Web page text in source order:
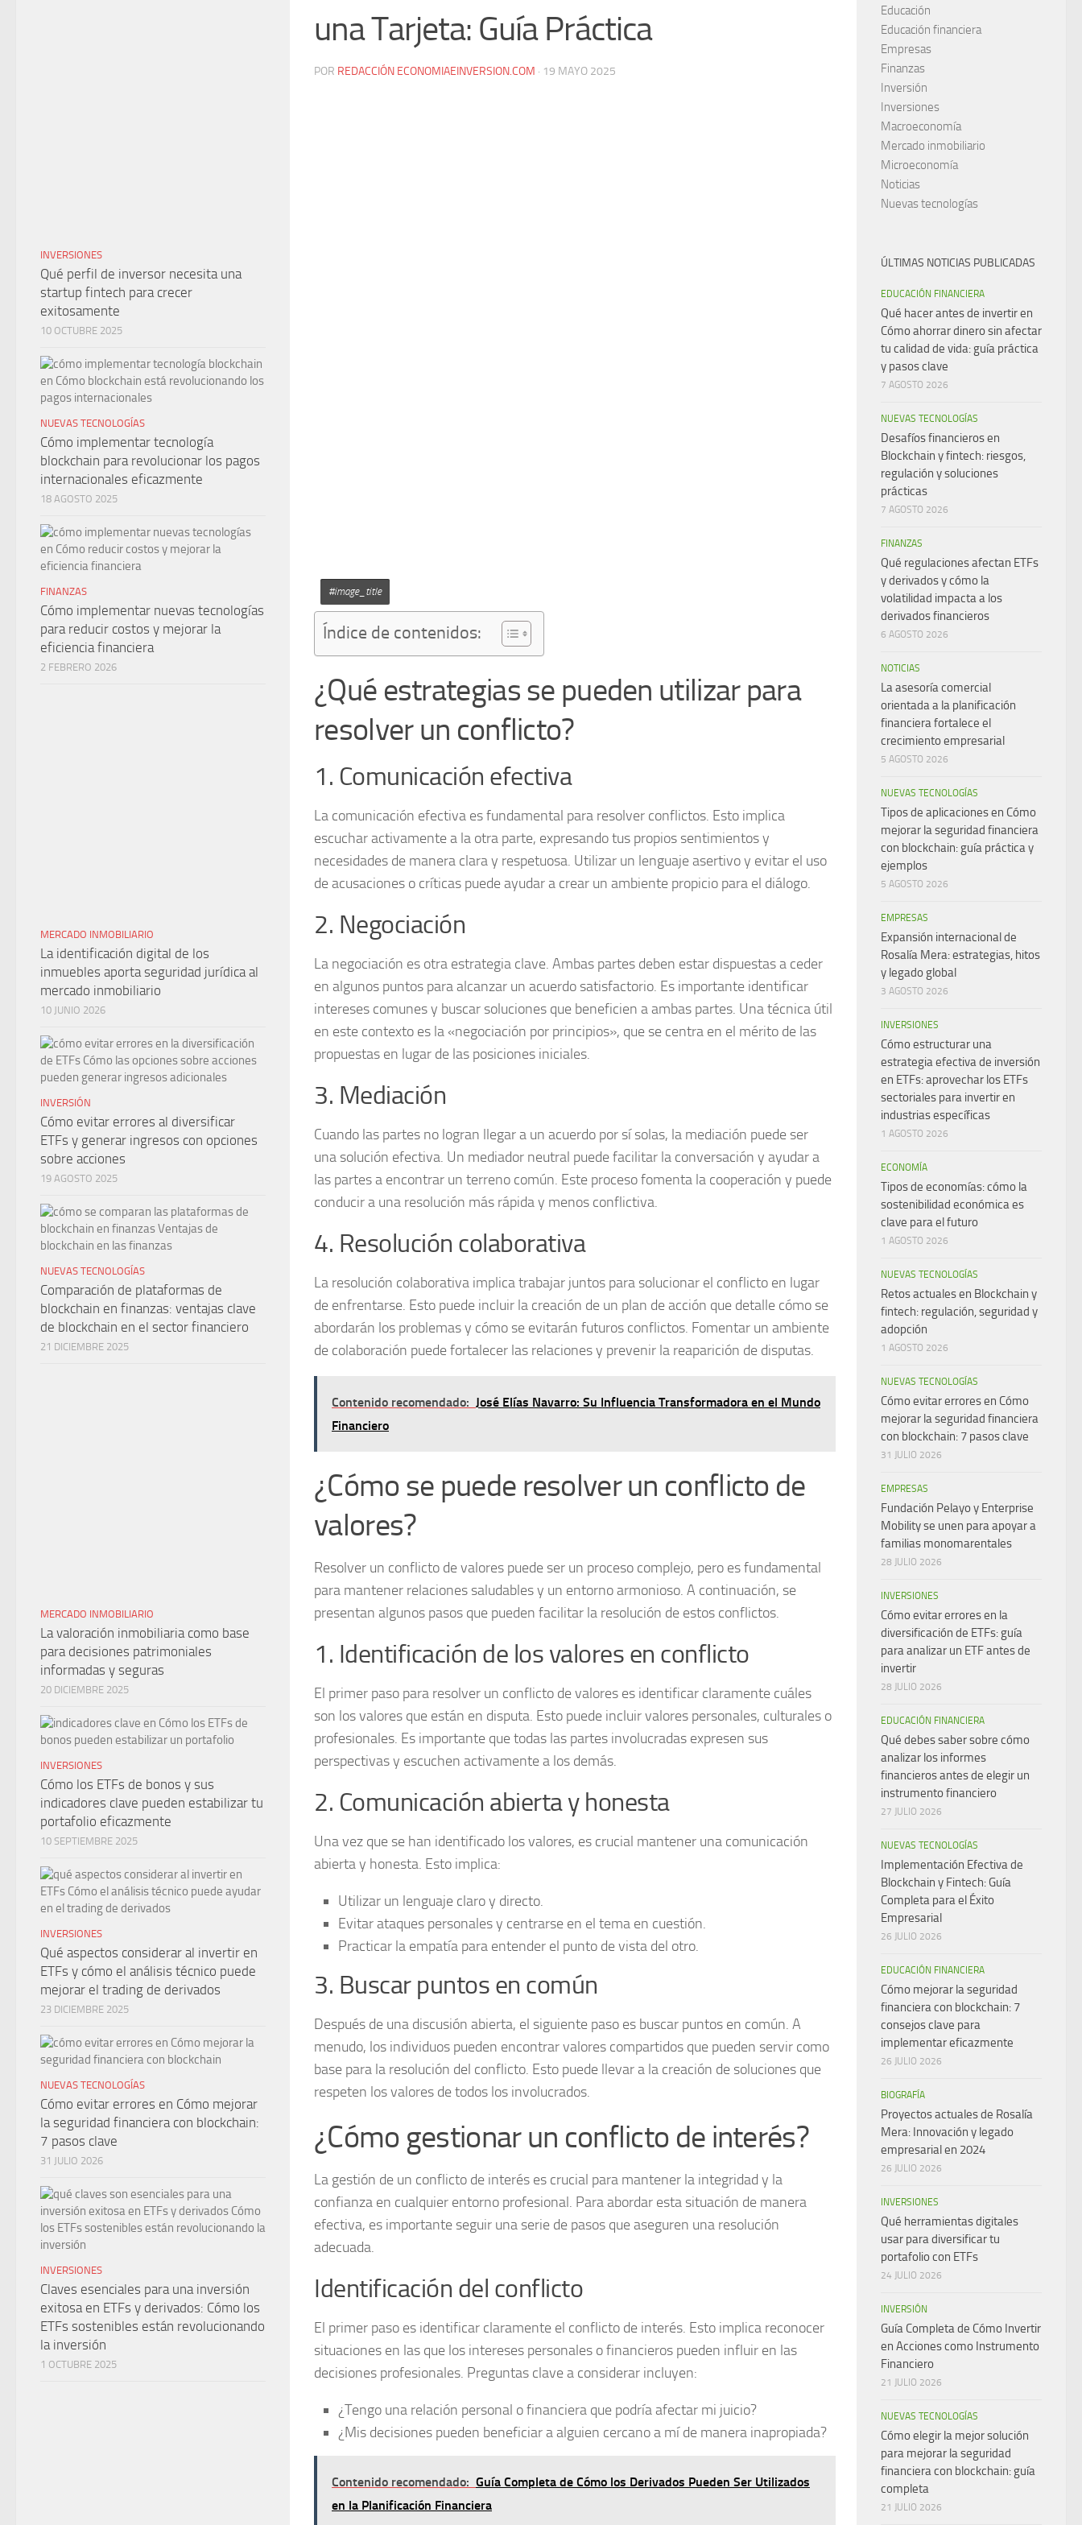
una Tarjeta: Guía Práctica
POR REDACCIÓN ECONOMIAEINVERSION.COM · 19 MAYO 2025
#image_title
Índice de contenidos:
¿Qué estrategias se pueden utilizar para
resolver un conflicto?
1. Comunicación efectiva
La comunicación efectiva es fundamental para resolver conflictos. Esto implica
escuchar activamente a la otra parte, expresando tus propios sentimientos y
necesidades de manera clara y respetuosa. Utilizar un lenguaje asertivo y evitar el uso
de acusaciones o críticas puede ayudar a crear un ambiente propicio para el diálogo.
2. Negociación
La negociación es otra estrategia clave. Ambas partes deben estar dispuestas a ceder
en algunos puntos para alcanzar un acuerdo satisfactorio. Es importante identificar
intereses comunes y buscar soluciones que beneficien a ambas partes. Una técnica útil
en este contexto es la «negociación por principios», que se centra en el mérito de las
propuestas en lugar de las posiciones iniciales.
3. Mediación
Cuando las partes no logran llegar a un acuerdo por sí solas, la mediación puede ser
una solución efectiva. Un mediador neutral puede facilitar la conversación y ayudar a
las partes a encontrar un terreno común. Este proceso fomenta la cooperación y puede
conducir a una resolución más rápida y menos conflictiva.
4. Resolución colaborativa
La resolución colaborativa implica trabajar juntos para solucionar el conflicto en lugar
de enfrentarse. Esto puede incluir la creación de un plan de acción que detalle cómo se
abordarán los problemas y cómo se evitarán futuros conflictos. Fomentar un ambiente
de colaboración puede fortalecer las relaciones y prevenir la reaparición de disputas.
Contenido recomendado: José Elías Navarro: Su Influencia Transformadora en el Mundo
Financiero
¿Cómo se puede resolver un conflicto de
valores?
Resolver un conflicto de valores puede ser un proceso complejo, pero es fundamental
para mantener relaciones saludables y un entorno armonioso. A continuación, se
presentan algunos pasos que pueden facilitar la resolución de estos conflictos.
1. Identificación de los valores en conflicto
El primer paso para resolver un conflicto de valores es identificar claramente cuáles
son los valores que están en disputa. Esto puede incluir valores personales, culturales o
profesionales. Es importante que todas las partes involucradas expresen sus
perspectivas y escuchen activamentea los demás.
2. Comunicación abierta y honesta
Una vez que se han identificado los valores, es crucial mantener una comunicación
abierta y honesta. Esto implica:
Utilizar un lenguaje claro y directo.
Evitar ataques personales y centrarse en el tema en cuestión.
Practicar la empatía para entender el punto de vista del otro.
3. Buscar puntos en común
Después de una discusión abierta, el siguiente paso es buscar puntos en común. A
menudo, los individuos pueden encontrar valores compartidos que pueden servir como
base para la resolución del conflicto. Esto puede llevar a la creación de soluciones que
respeten los valores de todos los involucrados.
¿Cómo gestionar un conflicto de interés?
La gestión de un conflicto de interés es crucial para mantener la integridad y la
confianza en cualquier entorno profesional. Para abordar esta situación de manera
efectiva, es importante seguir una serie de pasos que aseguren una resolución
adecuada.
Identificación del conflicto
El primer paso es identificar claramente el conflicto de interés. Esto implica reconocer
situaciones en las que los intereses personales o financieros pueden influir en las
decisiones profesionales. Preguntas clave a considerar incluyen:
¿Tengo una relación personal o financiera que podría afectar mi juicio?
¿Mis decisiones pueden beneficiar a alguien cercano a mí de manera inapropiada?
Contenido recomendado: Guía Completa de Cómo los Derivados Pueden Ser Utilizados
en la Planificación Financiera
INVERSIONES
Qué perfil de inversor necesita una
startup fintech para crecer
exitosamente
10 OCTUBRE 2025
NUEVAS TECNOLOGÍAS
Cómo implementar tecnología
blockchain para revolucionar los pagos
internacionales eficazmente
18 AGOSTO 2025
FINANZAS
Cómo implementar nuevas tecnologías
para reducir costos y mejorar la
eficiencia financiera
2 FEBRERO 2026
MERCADO INMOBILIARIO
La identificación digital de los
inmuebles aporta seguridad jurídica al
mercado inmobiliario
10 JUNIO 2026
INVERSIÓN
Cómo evitar errores al diversificar
ETFs y generar ingresos con opciones
sobre acciones
19 AGOSTO 2025
NUEVAS TECNOLOGÍAS
Comparación de plataformas de
blockchain en finanzas: ventajas clave
de blockchain en el sector financiero
21 DICIEMBRE 2025
MERCADO INMOBILIARIO
La valoración inmobiliaria como base
para decisiones patrimoniales
informadas y seguras
20 DICIEMBRE 2025
INVERSIONES
Cómo los ETFs de bonos y sus
indicadores clave pueden estabilizar tu
portafolio eficazmente
10 SEPTIEMBRE 2025
INVERSIONES
Qué aspectos considerar al invertir en
ETFs y cómo el análisis técnico puede
mejorar el trading de derivados
23 DICIEMBRE 2025
NUEVAS TECNOLOGÍAS
Cómo evitar errores en Cómo mejorar
la seguridad financiera con blockchain:
7 pasos clave
31 JULIO 2026
INVERSIONES
Claves esenciales para una inversión
exitosa en ETFs y derivados: Cómo los
ETFs sostenibles están revolucionando
la inversión
1 OCTUBRE 2025
Educación
Educación financiera
Empresas
Finanzas
Inversión
Inversiones
Macroeconomía
Mercado inmobiliario
Microeconomía
Noticias
Nuevas tecnologías
ÚLTIMAS NOTICIAS PUBLICADAS
EDUCACIÓN FINANCIERA
Qué hacer antes de invertir en
Cómo ahorrar dinero sin afectar
tu calidad de vida: guía práctica
y pasos clave
7 AGOSTO 2026
NUEVAS TECNOLOGÍAS
Desafíos financieros en
Blockchain y fintech: riesgos,
regulación y soluciones
prácticas
7 AGOSTO 2026
FINANZAS
Qué regulaciones afectan ETFs
y derivados y cómo la
volatilidad impacta a los
derivados financieros
6 AGOSTO 2026
NOTICIAS
La asesoría comercial
orientada a la planificación
financiera fortalece el
crecimiento empresarial
5 AGOSTO 2026
NUEVAS TECNOLOGÍAS
Tipos de aplicaciones en Cómo
mejorar la seguridad financiera
con blockchain: guía práctica y
ejemplos
5 AGOSTO 2026
EMPRESAS
Expansión internacional de
Rosalía Mera: estrategias, hitos
y legado global
3 AGOSTO 2026
INVERSIONES
Cómo estructurar una
estrategia efectiva de inversión
en ETFs: aprovechar los ETFs
sectoriales para invertir en
industrias específicas
1 AGOSTO 2026
ECONOMÍA
Tipos de economías: cómo la
sostenibilidad económica es
clave para el futuro
1 AGOSTO 2026
NUEVAS TECNOLOGÍAS
Retos actuales en Blockchain y
fintech: regulación, seguridad y
adopción
1 AGOSTO 2026
NUEVAS TECNOLOGÍAS
Cómo evitar errores en Cómo
mejorar la seguridad financiera
con blockchain: 7 pasos clave
31 JULIO 2026
EMPRESAS
Fundación Pelayo y Enterprise
Mobility se unen para apoyar a
familias monomarentales
28 JULIO 2026
INVERSIONES
Cómo evitar errores en la
diversificación de ETFs: guía
para analizar un ETF antes de
invertir
28 JULIO 2026
EDUCACIÓN FINANCIERA
Qué debes saber sobre cómo
analizar los informes
financieros antes de elegir un
instrumento financiero
27 JULIO 2026
NUEVAS TECNOLOGÍAS
Implementación Efectiva de
Blockchain y Fintech: Guía
Completa para el Éxito
Empresarial
26 JULIO 2026
EDUCACIÓN FINANCIERA
Cómo mejorar la seguridad
financiera con blockchain: 7
consejos clave para
implementar eficazmente
26 JULIO 2026
BIOGRAFÍA
Proyectos actuales de Rosalía
Mera: Innovación y legado
empresarial en 2024
26 JULIO 2026
INVERSIONES
Qué herramientas digitales
usar para diversificar tu
portafolio con ETFs
24 JULIO 2026
INVERSIÓN
Guía Completa de Cómo Invertir
en Acciones como Instrumento
Financiero
21 JULIO 2026
NUEVAS TECNOLOGÍAS
Cómo elegir la mejor solución
para mejorar la seguridad
financiera con blockchain: guía
completa
21 JULIO 2026